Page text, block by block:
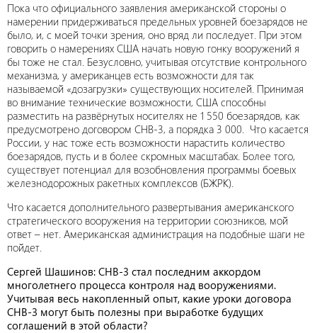
Пока что официального заявления американской стороны о
намерении придерживаться предельных уровней боезарядов не
было, и, с моей точки зрения, оно вряд ли последует. При этом
говорить о намерениях США начать новую гонку вооружений я
бы тоже не стал. Безусловно, учитывая отсутствие контрольного
механизма, у американцев есть возможности для так
называемой «дозагрузки» существующих носителей. Принимая
во внимание технические возможности, США способны
разместить на развёрнутых носителях не 1 550 боезарядов, как
предусмотрено договором СНВ-3, а порядка 3 000. Что касается
России, у нас тоже есть возможности нарастить количество
боезарядов, пусть и в более скромных масштабах. Более того,
существует потенциал для возобновления программы боевых
железнодорожных ракетных комплексов (БЖРК).
Что касается дополнительного развертывания американского
стратегического вооружения на территории союзников, мой
ответ – нет. Американская администрация на подобные шаги не
пойдет.
Сергей Шашинов: СНВ-3 стал последним аккордом
многолетнего процесса контроля над вооружениями.
Учитывая весь накопленный опыт, какие уроки договора
СНВ-3 могут быть полезны при выработке будущих
соглашений в этой области?